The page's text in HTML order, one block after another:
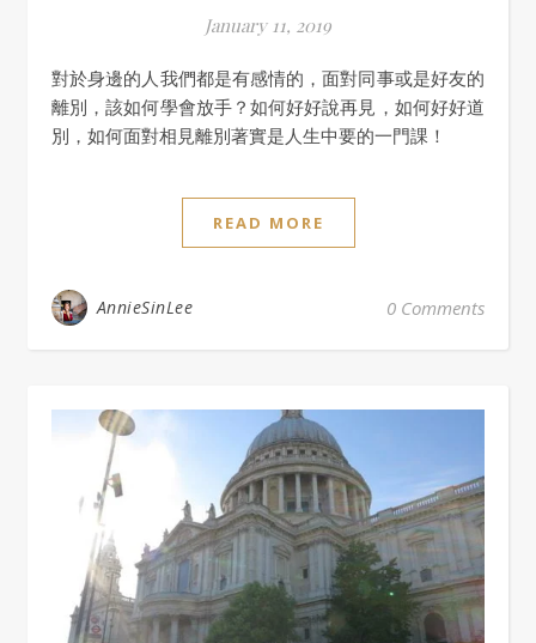
January 11, 2019
對於身邊的人我們都是有感情的，面對同事或是好友的
離別，該如何學會放手？如何好好說再見，如何好好道
別，如何面對相見離別著實是人生中要的一門課！
READ MORE
AnnieSinLee 0 Comments